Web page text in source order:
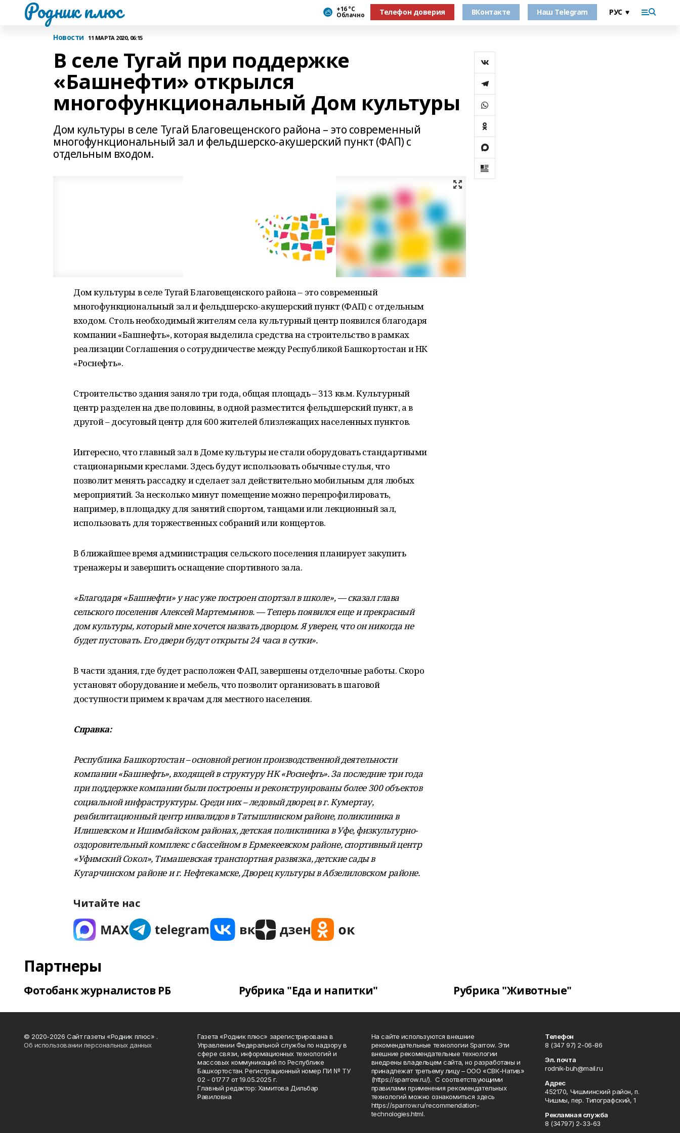
Родник плюс +16 °С
Облачно Телефон доверия ВКонтакте Наш Telegram
Новости 11 МАРТА 2020, 06:15
В селе Тугай при поддержке
«Башнефти» открылся
многофункциональный Дом культуры
Дом культуры в селе Тугай Благовещенского района – это современный
многофункциональный зал и фельдшерско-акушерский пункт (ФАП) с
отдельным входом.
Дом культуры в селе Тугай Благовещенского района – это современный
многофункциональный зал и фельдшерско-акушерский пункт (ФАП) с отдельным
входом. Столь необходимый жителям села культурный центр появился благодаря
компании «Башнефть», которая выделила средства на строительство в рамках
реализации Соглашения о сотрудничестве между Республикой Башкортостан и НК
«Роснефть».
Строительство здания заняло три года, общая площадь – 313 кв.м. Культурный
центр разделен на две половины, в одной разместится фельдшерский пункт, а в
другой – досуговый центр для 600 жителей близлежащих населенных пунктов.
Интересно, что главный зал в Доме культуры не стали оборудовать стандартными
стационарными креслами. Здесь будут использовать обычные стулья, что
позволит менять рассадку и сделает зал действительно мобильным для любых
мероприятий. За несколько минут помещение можно перепрофилировать,
например, в площадку для занятий спортом, танцами или лекционный зал,
использовать для торжественных собраний или концертов.
В ближайшее время администрация сельского поселения планирует закупить
тренажеры и завершить оснащение спортивного зала.
«Благодаря «Башнефти» у нас уже построен спортзал в школе», — сказал глава
сельского поселения Алексей Мартемьянов. — Теперь появился еще и прекрасный
дом культуры, который мне хочется назвать дворцом. Я уверен, что он никогда не
будет пустовать. Его двери будут открыты 24 часа в сутки».
В части здания, где будет расположен ФАП, завершены отделочные работы. Скоро
установят оборудование и мебель, что позволит организовать в шаговой
доступности примем к врачам для местного населения.
Справка:
Республика Башкортостан – основной регион производственной деятельности
компании «Башнефть», входящей в структуру НК «Роснефть». За последние три года
при поддержке компании были построены и реконструированы более 300 объектов
социальной инфраструктуры. Среди них – ледовый дворец в г. Кумертау,
реабилитационный центр инвалидов в Татышлинском районе, поликлиника в
Илишевском и Ишимбайском районах, детская поликлиника в Уфе, физкультурно-
оздоровительный комплекс с бассейном в Ермекеевском районе, спортивный центр
«Уфимский Сокол», Тимашевская транспортная развязка, детские сады в
Кугарчинском районе и г. Нефтекамске, Дворец культуры в Абзелиловском районе.
Читайте нас
Партнеры
Фотобанк журналистов РБ Рубрика "Еда и напитки" Рубрика "Животные"
© 2020-2026 Сайт газеты «Родник плюс» .
Об использовании персональных данных
Газета «Родник плюс» зарегистрирована в
Управлении Федеральной службы по надзору в
сфере связи, информационных технологий и
массовых коммуникаций по Республике
Башкортостан. Регистрационный номер ПИ № ТУ
02 - 01777 от 19.05.2025 г.
Главный редактор: Хамитова Дильбар
Равиловна
На сайте используются внешние
рекомендательные технологии Sparrow. Эти
внешние рекомендательные технологии
внедрены владельцем сайта, но разработаны и
принадлежат третьему лицу – ООО «СВК-Натив»
(https://sparrow.ru/). С соответствующими
правилами применения рекомендательных
технологий можно ознакомиться здесь
https://sparrow.ru/recommendation-
technologies.html.
Телефон
8 (347 97) 2-06-86
Эл. почта
rodnik-buh@mail.ru
Адрес
452170, Чишминский район, п.
Чишмы, пер. Типографский, 1
Рекламная служба
8 (34797) 2-33-63